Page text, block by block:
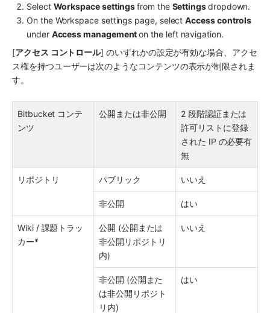
Select Workspace settings from the Settings dropdown.
On the Workspace settings page, select Access controls
under Access management on the left navigation.
[アクセス コントロール] のいずれかの設定が有効な場合、アクセ
ス権を持つユーザーは次のようなコンテンツの表示が制限されま
す。
Bitbucket コンテ
ンツ
公開または非公開
2 段階認証または
許可リストに登録
された IP の必要有
無
リポジトリ パブリック いいえ
非公開 はい
Wiki / 課題トラッ
カー*
公開 (公開または
非公開リポジトリ
内)
いいえ
非公開 (公開また
は非公開リポジト
リ内)
はい